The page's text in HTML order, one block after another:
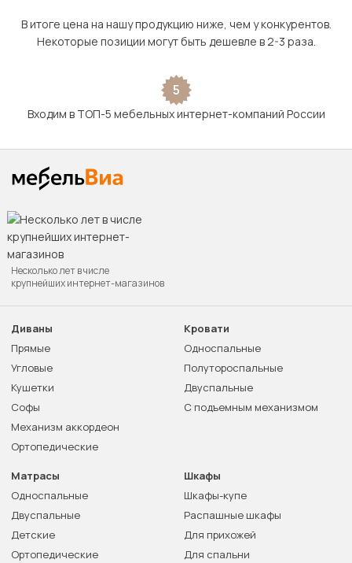
В итоге цена на нашу продукцию ниже, чем у конкурентов.
Некоторые позиции могут быть дешевле в 2-3 раза.
5
Входим в ТОП-5 мебельных интернет-компаний России
Несколько лет в числе
крупнейших интернет-магазинов
Диваны
Прямые
Угловые
Кушетки
Софы
Механизм аккордеон
Ортопедические
Кровати
Односпальные
Полутороспальные
Двуспальные
С подъемным механизмом
Матрасы
Односпальные
Двуспальные
Детские
Ортопедические
Шкафы
Шкафы-купе
Распашные шкафы
Для прихожей
Для спальни